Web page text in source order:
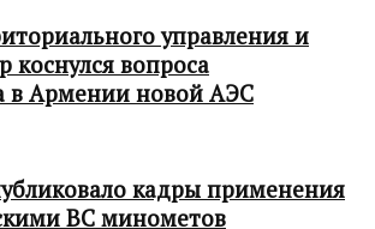
управления и
коснулся вопроса
в Армении новой АЭС
кадры применения
ВС минометов